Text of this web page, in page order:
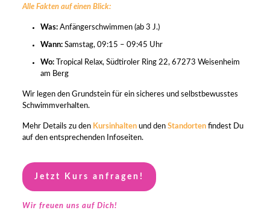
Alle Fakten auf einen Blick:
Was:Anfängerschwimmen (ab 3 J.)
Wann:Samstag, 09:15 – 09:45 Uhr
Wo:
Tropical Relax, Südtiroler Ring 22, 67273 Weisenheim
am Berg
Wir legen den Grundstein für ein sicheres und selbstbewusstes
Schwimmverhalten.
Mehr Details zu den Kursinhaltenund den Standortenfindest Du
auf den entsprechenden Infoseiten.
Jetzt Kurs anfragen!
Wir freuen uns auf Dich!